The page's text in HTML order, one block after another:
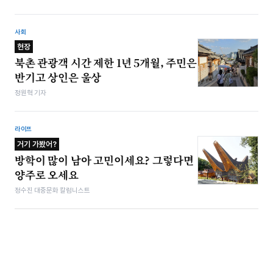
사회
현장
북촌 관광객 시간 제한 1년 5개월, 주민은
반기고 상인은 울상
정원혁 기자
라이프
거기 가봤어?
방학이 많이 남아 고민이세요? 그렇다면
양주로 오세요
정수진 대중문화 칼럼니스트